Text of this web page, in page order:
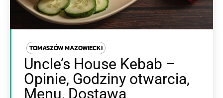
TOMASZÓW MAZOWIECKI
Uncle’s House Kebab –
Opinie, Godziny otwarcia,
Menu, Dostawa